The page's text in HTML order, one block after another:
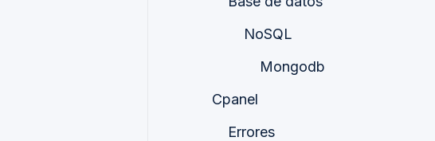
NoSQL
Mongodb
Cpanel
Errores